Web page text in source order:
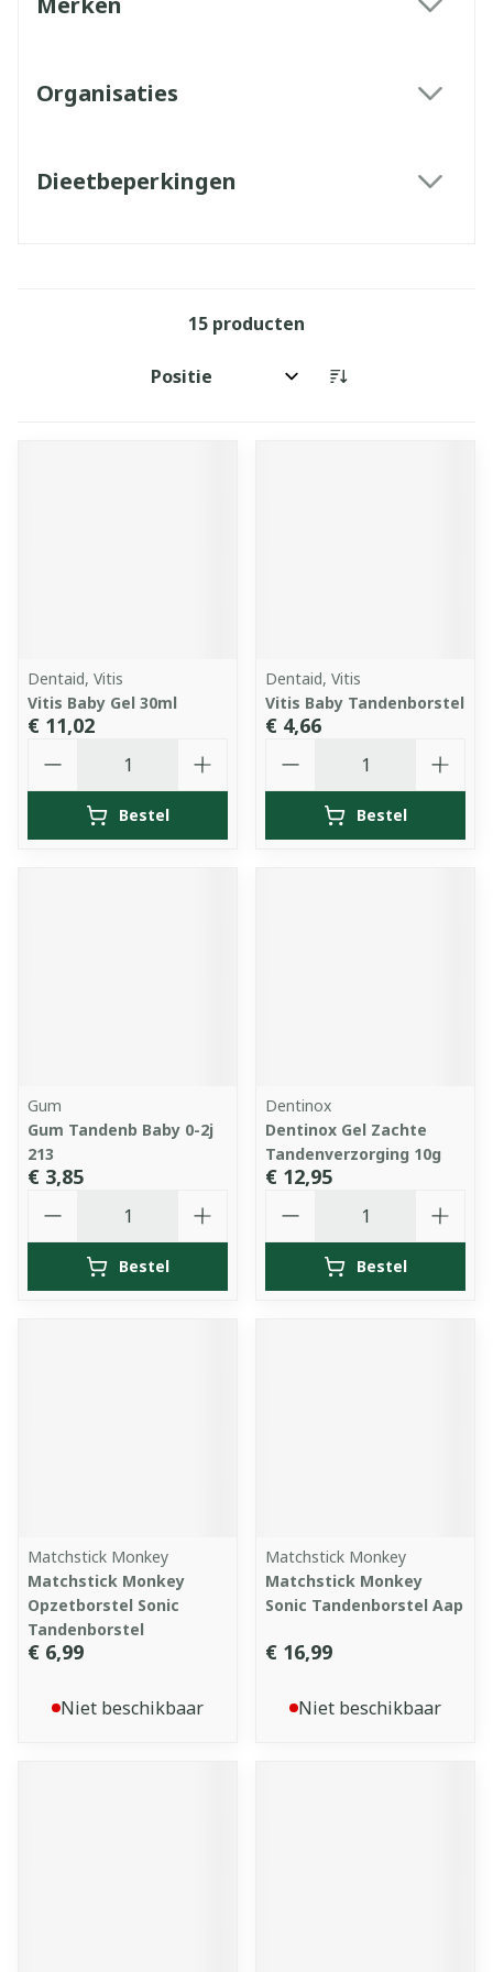
Organisaties
Dieetbeperkingen
15 producten
Sorteer op:
Dentaid, Vitis
Vitis Baby Gel 30ml
€ 11,02
Bestel
Dentaid, Vitis
Vitis Baby Tandenborstel
€ 4,66
Bestel
Gum
Gum Tandenb Baby 0-2j
213
€ 3,85
Bestel
Dentinox
Dentinox Gel Zachte
Tandenverzorging 10g
€ 12,95
Bestel
Matchstick Monkey
Matchstick Monkey
Opzetborstel Sonic
Tandenborstel
€ 6,99
Niet beschikbaar
Matchstick Monkey
Matchstick Monkey
Sonic Tandenborstel Aap
€ 16,99
Niet beschikbaar